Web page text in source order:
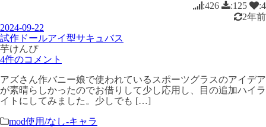
:426
:125
:4
2年前
2024-09-22
試作ドールアイ型サキュバス
芋けんぴ
4件のコメント
アズさん作バニー娘で使われているスポーツグラスのアイデア
が素晴らしかったのでお借りして少し応用し、目の追加ハイラ
イトにしてみました。少しでも […]
mod使用/なし-キャラ